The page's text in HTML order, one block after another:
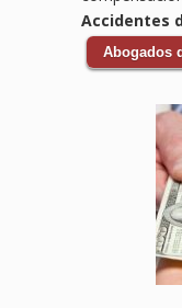
Accidentes
Abogados